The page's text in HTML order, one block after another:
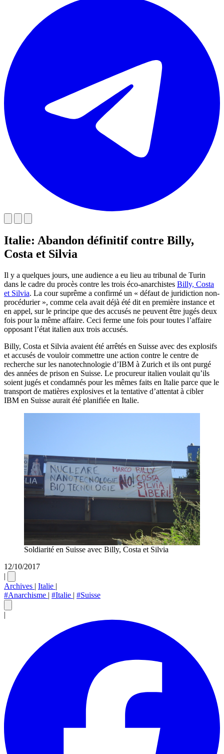
Italie: Abandon définitif contre Billy,
Costa et Silvia
Il y a quelques jours, une audience a eu lieu au tribunal de Turin
dans le cadre du procès contre les trois éco-anarchistes Billy, Costa
et Silvia. La cour suprême a confirmé un « défaut de juridiction non-
procédurier », comme cela avait déjà été dit en première instance et
en appel, sur le principe que des accusés ne peuvent être jugés deux
fois pour la même affaire. Ceci ferme une fois pour toutes l’affaire
opposant l’état italien aux trois accusés.
Billy, Costa et Silvia avaient été arrêtés en Suisse avec des explosifs
et accusés de vouloir commettre une action contre le centre de
recherche sur les nanotechnologie d’IBM à Zurich et ils ont purgé
des années de prison en Suisse. Le procureur italien voulait qu’ils
soient jugés et condamnés pour les mêmes faits en Italie parce que le
transport de matières explosives et la tentative d’attentat à cibler
IBM en Suisse aurait été planifiée en Italie.
Soldiarité en Suisse avec Billy, Costa et Silvia
12/10/2017
|
Archives | Italie |
#Anarchisme | #Italie | #Suisse
|